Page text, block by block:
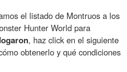
el listado de Montruos a los
Hunter World para
, haz click en el siguiente
obtenerlo y qué condiciones